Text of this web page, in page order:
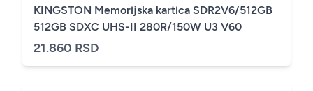
KINGSTON Memorijska kartica SDR2V6/512GB
512GB SDXC UHS-II 280R/150W U3 V60
21.860 RSD